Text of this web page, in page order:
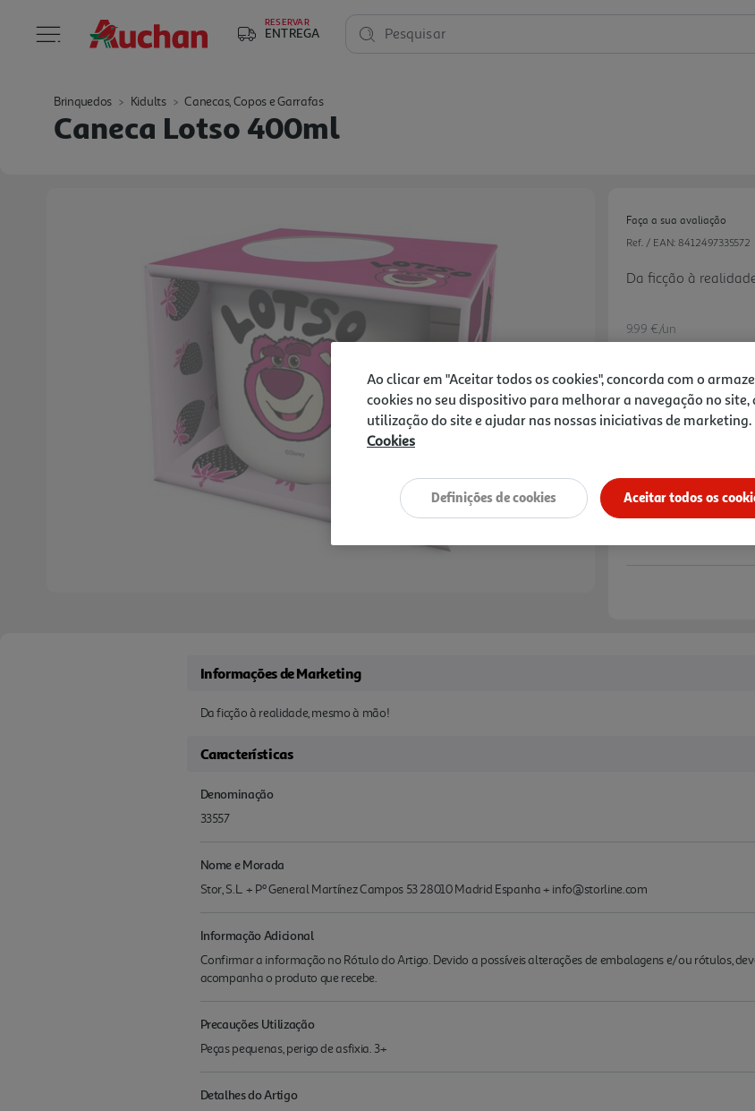
RESERVAR
ENTREGA Pesquisar
Brinquedos Kidults Canecas, Copos e Garrafas
Caneca Lotso 400ml
Faça a sua avaliação
Ref. / EAN: 8412497335572
Da ficção à
9.99 €/un
9,99 €
Informações de Marketing
Da ficção à realidade, mesmo à mão!
Características
Denominação
33557
Nome e Morada
Stor, S.L. + Pº General Martínez Campos 53 28010 Madrid Espanha + info@storline.com
Informação Adicional
Confirmar a informação no Rótulo do Artigo. Devido a possíveis alterações de embalagens e/ou rótulos,
acompanha o produto que recebe.
Precauções Utilização
Peças pequenas, perigo de asfixia. 3+
Detalhes do Artigo
Ao clicar em "Aceitar todos os cookies", concorda com o
cookies no seu dispositivo para melhorar a navegação no site,
utilização do site e ajudar nas nossas iniciativas de marketing.
Cookies
Aceitar todos os
Definições de cookies